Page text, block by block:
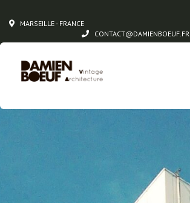
MARSEILLE - FRANCE
CONTACT@DAMIENBOEUF.FR